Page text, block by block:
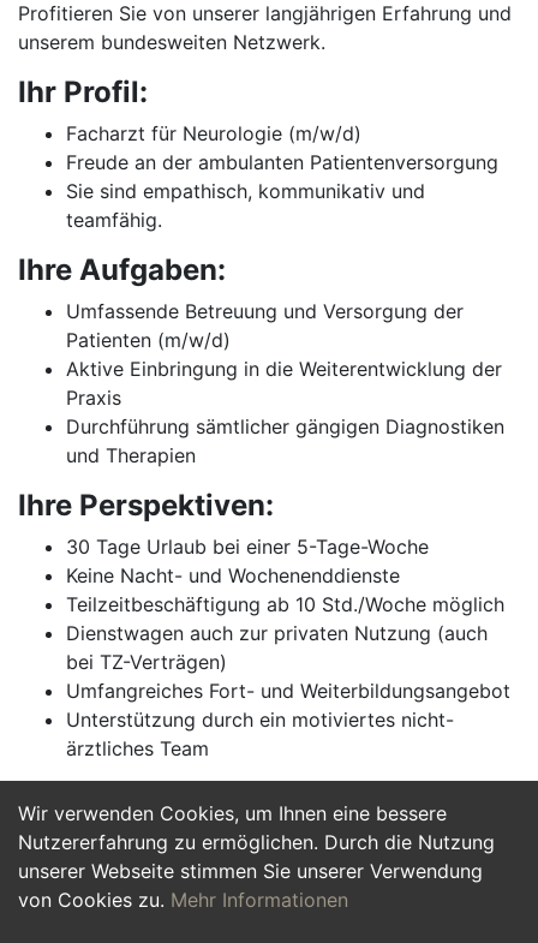
Wir verwenden Cookies, um Ihnen eine bessere
Nutzererfahrung zu ermöglichen. Durch die Nutzung
unserer Webseite stimmen Sie unserer Verwendung
von Cookies zu. Mehr Informationen
Profitieren Sie von unserer langjährigen Erfahrung und
unserem bundesweiten Netzwerk.
Ihr Profil:
Facharzt für Neurologie (m/w/d)
Freude an der ambulanten Patientenversorgung
Sie sind empathisch, kommunikativ und
teamfähig.
Ihre Aufgaben:
Umfassende Betreuung und Versorgung der
Patienten (m/w/d)
Aktive Einbringung in die Weiterentwicklung der
Praxis
Durchführung sämtlicher gängigen Diagnostiken
und Therapien
Ihre Perspektiven:
30 Tage Urlaub bei einer 5-Tage-Woche
Keine Nacht- und Wochenenddienste
Teilzeitbeschäftigung ab 10 Std./Woche möglich
Dienstwagen auch zur privaten Nutzung (auch
bei TZ-Verträgen)
Umfangreiches Fort- und Weiterbildungsangebot
Unterstützung durch ein motiviertes nicht-
ärztliches Team
Jetzt Bewerben